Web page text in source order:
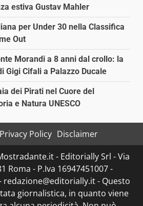
estiva Gustav Mahler
per Under 30 nella Classifica
Out
Morandi a 8 anni dal crollo: la
Gigi Cifali a Palazzo Ducale
dei Pirati nel Cuore del
e Natura UNESCO
Privacy Policy Disclaimer
- Editorially Srl - Via
Roma - P.Iva 16947451007 -
redazione@editorially.it - Questo
giornalistica, in quanto viene